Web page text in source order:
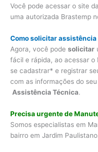
Você pode acessar o site
uma autorizada Brastemp
Como solicitar
Agora, você podesolicitar
fácil e rápida, ao acessar o
se cadastrar* e registrar
com as informações do
Assistência Técnica.
Precisa urgente de
Somos especialistas em
bairro em Jardim